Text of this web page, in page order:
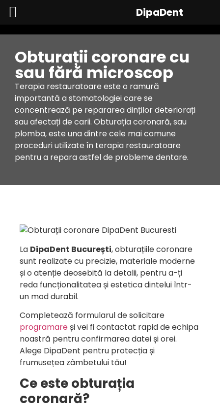
Obturații coronare cu
sau fără microscop
Terapia restauratoare este o ramură
importantă a stomatologiei care se
concentrează pe repararea dinților deteriorați
sau afectați de carii. Obturația coronară, sau
plomba, este una dintre cele mai comune
proceduri utilizate în terapia restauratoare
pentru a repara astfel de probleme dentare.
La DipaDent București, obturațiile coronare
sunt realizate cu precizie, materiale moderne
și o atenție deosebită la detalii, pentru a-ți
reda funcționalitatea și estetica dintelui într-
un mod durabil.
Completează formularul de solicitare
programare și vei fi contactat rapid de echipa
noastră pentru confirmarea datei și orei.
Alege DipaDent pentru protecția și
frumusețea zâmbetului tău!
Ce este obturația
coronară?
DipaDent